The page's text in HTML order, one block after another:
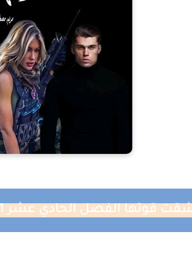
قوتها الفصل الحادي عشر 11 بقلم مريم مصطفى